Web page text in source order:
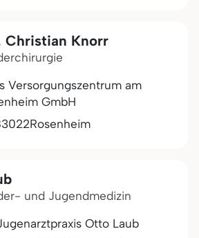
Christian Knorr
Versorgungszentrum am
GmbH
Rosenheim
und Jugendmedizin
Otto Laub